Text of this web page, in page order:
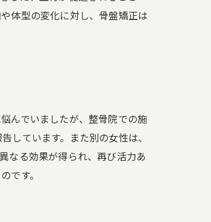
体型の変化に対し、骨盤矯正は
んでいましたが、整骨院での施
しています。また別の女性は、
なる効果が得られ、再び活力あ
です。